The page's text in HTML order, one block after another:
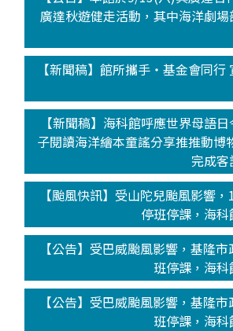
廣達秋遊健走活動，其中海洋劇
【新聞稿】館所攜手‧基金會同行
【新聞稿】海科館呼應世界母語
子閱讀海洋繪本童謠分享推推動博
完成
【颱風快訊】受山陀兒颱風影響
停班停課，海
【公告】受巴威颱風影響，基隆
班停課，海
【公告】受巴威颱風影響，基隆
班停課，海